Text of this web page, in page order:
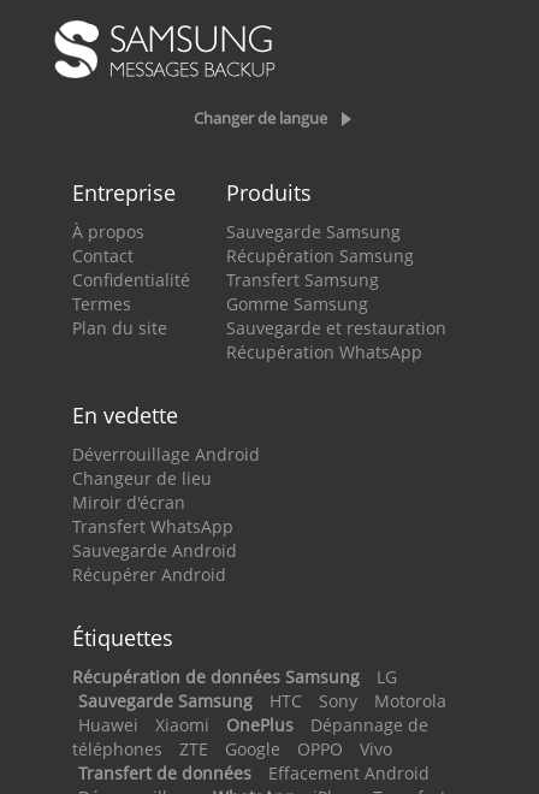
Changer de langue
Entreprise
À propos
Contact
Confidentialité
Termes
Plan du site
Produits
Sauvegarde Samsung
Récupération Samsung
Transfert Samsung
Gomme Samsung
Sauvegarde et restauration
Récupération WhatsApp
En vedette
Déverrouillage Android
Changeur de lieu
Miroir d'écran
Transfert WhatsApp
Sauvegarde Android
Récupérer Android
Étiquettes
Récupération de données Samsung
LG
Sauvegarde Samsung
HTC Sony
Motorola
Huawei
Xiaomi OnePlus
Dépannage de
téléphones
ZTE Google OPPO
Vivo
Transfert de données
Effacement Android